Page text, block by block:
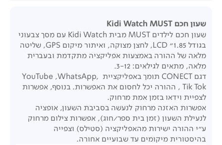
שעון חכם Kidi Watch MUST
שעון חכם לילדים MUST מבית Kidi Watch עם מסך צבעוני
בגודל 1.85" LCD, לחצן מצוקה, ואיתור מיקום GPS, שליטה
מלאה של ההורה באמצעות אפליקציה מתקדמת ובעברית
מלאה, מתאים לגילאים: 3-12.
דגם CONECT תומך באפליקציית YouTube ,WhatsApp,
Tik Tok , ההורה יכל לחסום את האפשרות. בנוסף, אפשרות
לצפיית וידאו בזמן אמת מרחוק.
אפשרות האזנה מרחוק לנעשה בסביבת השעון, אופציה
לנעילת השעון (זמן בית ספר/חוג), אפשרות צילום מרחוק
ע"י ההורה ישירות מהאפליקציה (סטילס) וצפייה
בהיסטורית מיקומים עד שבועיים אחורה.